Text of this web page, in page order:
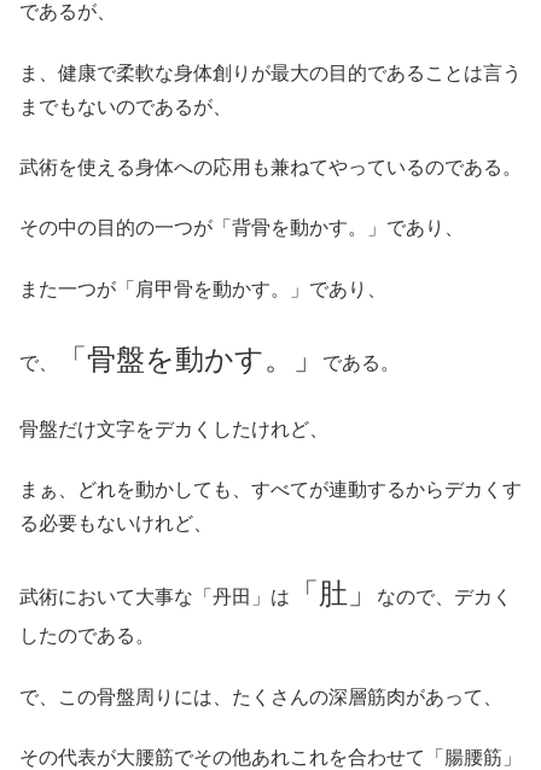
であるが、
ま、健康で柔軟な身体創りが最大の目的であることは言う
までもないのであるが、
武術を使える身体への応用も兼ねてやっているのである。
その中の目的の一つが「背骨を動かす。」であり、
また一つが「肩甲骨を動かす。」であり、
で、 「骨盤を動かす。」 である。
骨盤だけ文字をデカくしたけれど、
まぁ、どれを動かしても、すべてが連動するからデカくす
る必要もないけれど、
武術において大事な「丹田」は 「肚」
なので、デカく
したのである。
で、この骨盤周りには、たくさんの深層筋肉があって、
その代表が大腰筋でその他あれこれを合わせて「腸腰筋」